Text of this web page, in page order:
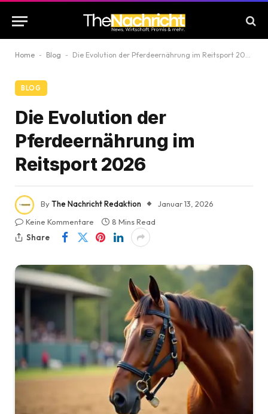
Home - Blog - Die Evolution der Pferdeernährung im Reitsport 2026
BLOG
Die Evolution der
Pferdeernährung im
Reitsport 2026
ByThe Nachricht Redaktion
Januar 13, 2026
Keine Kommentare
8 Mins Read
Share